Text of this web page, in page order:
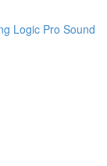
Logic Pro Sound